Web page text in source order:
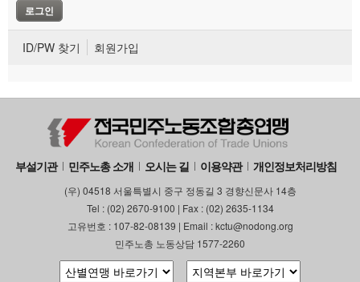
ID/PW 찾기 회원가입
부설기관 민주노총 소개 오시는 길 이용약관 개인정보처리방침
(우) 04518 서울특별시 중구 정동길 3 경향신문사 14층
Tel : (02) 2670-9100 | Fax : (02) 2635-1134
고유번호 : 107-82-08139 | Email : kctu@nodong.org
민주노총 노동상담 1577-2260